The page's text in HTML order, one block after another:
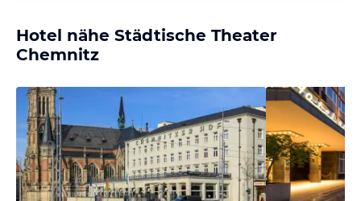
Hotel nähe Städtische Theater
Chemnitz